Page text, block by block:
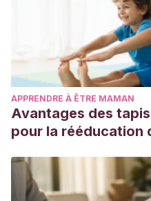
APPRENDRE À ÊTRE MAMAN
Avantages des
pour la rééducation